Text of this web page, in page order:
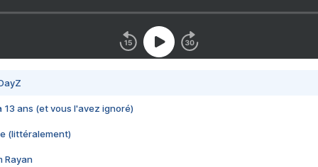
13 ans (et vous l'avez ignoré)
(littéralement)
Rayan